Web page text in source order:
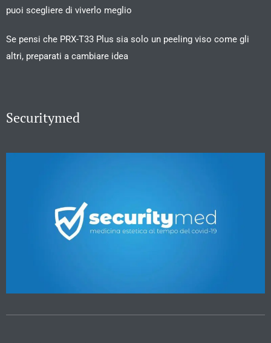
puoi scegliere di viverlo meglio
Se pensi che PRX-T33 Plus sia solo un peeling viso come gli
altri, preparati a cambiare idea
Securitymed